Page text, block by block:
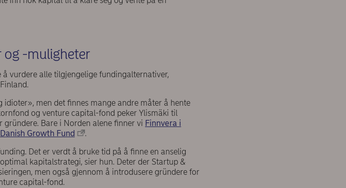
og -muligheter
vurdere alle tilgjengelige fundingalternativer,
men det finnes mange andre måter å hente
og venture capital-fond peker Ylismäki til
Bare i Norden alene finner vi Finnvera i
Danish Growth Fund
.
Det er verdt å bruke tid på å finne en anselig
kapitalstrategi, sier hun. Deter der Startup &
men også gjennom å introdusere gründere for
capital-fond.